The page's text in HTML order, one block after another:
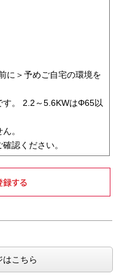
に＞予めご自宅の環境を
す。 2.2～5.6KWはΦ65以
。
認ください。
はこちら